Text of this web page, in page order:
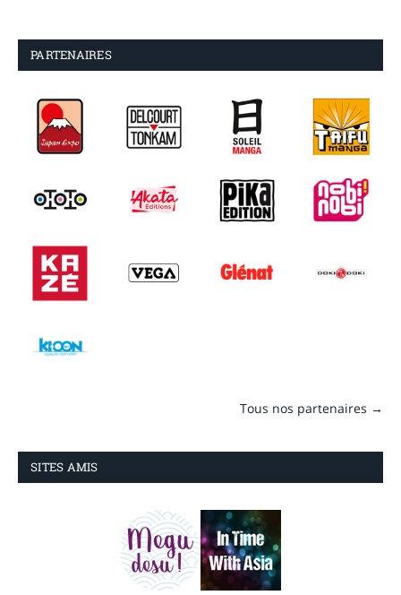
PARTENAIRES
Tous nos partenaires →
SITES AMIS